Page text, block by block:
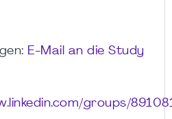
E-Mail an die Study
groups/